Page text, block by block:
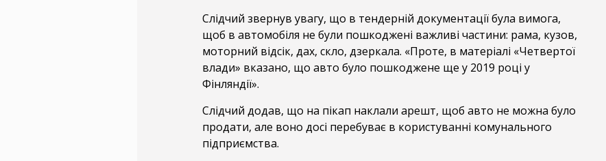
Слідчий звернув увагу, що в тендерній документації була вимога,
щоб в автомобіля не були пошкоджені важливі частини: рама, кузов,
моторний відсік, дах, скло, дзеркала. «Проте, в матеріалі «Четвертої
влади» вказано, що авто було пошкоджене ще у 2019 році у
Фінляндії».
Слідчий додав, що на пікап наклали арешт, щоб авто не можна було
продати, але воно досі перебуває в користуванні комунального
підприємства.